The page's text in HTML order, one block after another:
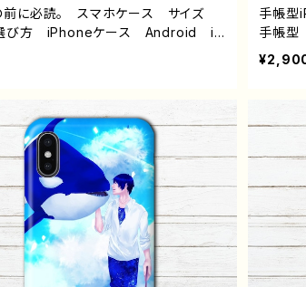
前に必読。 スマホケース サイズ
び方 iPhoneケース Android iP
16/15/14/13/12/11 Galaxy Xperi
手帳型
手帳
こい
シャ
すす
ー 絵
イトル